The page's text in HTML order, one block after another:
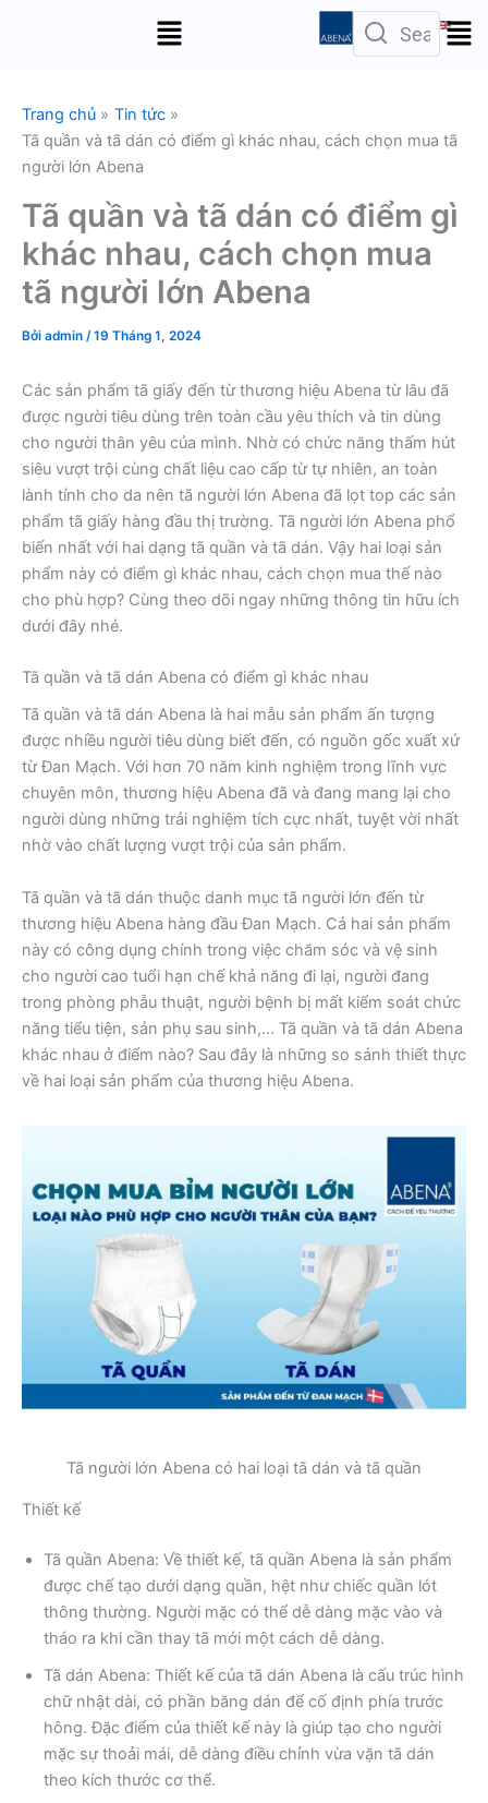
Menu
Trang chủ
Tin tức
Tã quần và tã dán có điểm gì khác nhau, cách chọn mua tã
người lớn Abena
Tã quần và tã dán có điểm gì
khác nhau, cách chọn mua
tã người lớn Abena
Bởi admin /19 Tháng 1, 2024
Các sản phẩm tã giấy đến từ thương hiệu Abena từ lâu đã
được người tiêu dùng trên toàn cầu yêu thích và tin dùng
cho người thân yêu của mình. Nhờ có chức năng thấm hút
siêu vượt trội cùng chất liệu cao cấp từ tự nhiên, an toàn
lành tính cho da nên tã người lớn Abena đã lọt top các sản
phẩm tã giấy hàng đầu thị trường. Tã người lớn Abena phổ
biến nhất với hai dạng tã quần và tã dán. Vậy hai loại sản
phẩm này có điểm gì khác nhau, cách chọn mua thế nào
cho phù hợp? Cùng theo dõi ngay những thông tin hữu ích
dưới đây nhé.
Tã quần và tã dán Abena có điểm gì khác nhau
Tã quần và tã dán Abena là hai mẫu sản phẩm ấn tượng
được nhiều người tiêu dùng biết đến, có nguồn gốc xuất xứ
từ Đan Mạch. Với hơn 70 năm kinh nghiệm trong lĩnh vực
chuyên môn, thương hiệu Abena đã và đang mang lại cho
người dùng những trải nghiệm tích cực nhất, tuyệt vời nhất
nhờ vào chất lượng vượt trội của sản phẩm.
Tã quần và tã dán thuộc danh mục tã người lớn đến từ
thương hiệu Abena hàng đầu Đan Mạch. Cả hai sản phẩm
này có công dụng chính trong việc chăm sóc và vệ sinh
cho người cao tuổi hạn chế khả năng đi lại, người đang
trong phòng phẫu thuật, người bệnh bị mất kiểm soát chức
năng tiểu tiện, sản phụ sau sinh,… Tã quần và tã dán Abena
khác nhau ở điểm nào? Sau đây là những so sánh thiết thực
về hai loại sản phẩm của thương hiệu Abena.
Tã người lớn Abena có hai loại tã dán và tã quần
Thiết kế
Tã quần Abena: Về thiết kế, tã quần Abena là sản phẩm
được chế tạo dưới dạng quần, hệt như chiếc quần lót
thông thường. Người mặc có thể dễ dàng mặc vào và
tháo ra khi cần thay tã mới một cách dễ dàng.
Tã dán Abena: Thiết kế của tã dán Abena là cấu trúc hình
chữ nhật dài, có phần băng dán để cố định phía trước
hông. Đặc điểm của thiết kế này là giúp tạo cho người
mặc sự thoải mái, dễ dàng điều chỉnh vừa vặn tã dán
theo kích thước cơ thể.